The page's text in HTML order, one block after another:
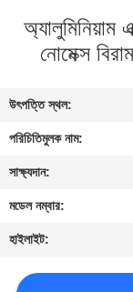
যোগাযোগ
করুন
খবর
নোমেক্স
উৎপত্তি স্থল:
পরিচিতিমুলক নাম:
সাক্ষ্যদান:
মডেল নম্বার:
হাইলাইট: